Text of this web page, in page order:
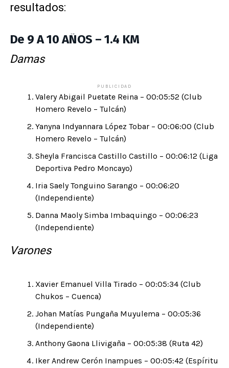
resultados:
De 9 A 10 AÑOS – 1.4 KM
Damas
PUBLICIDAD
Valery Abigail Puetate Reina – 00:05:52 (Club
Homero Revelo – Tulcán)
Yanyna Indyannara López Tobar – 00:06:00 (Club
Homero Revelo – Tulcán)
Sheyla Francisca Castillo Castillo – 00:06:12 (Liga
Deportiva Pedro Moncayo)
Iria Saely Tonguino Sarango – 00:06:20
(Independiente)
Danna Maoly Simba Imbaquingo – 00:06:23
(Independiente)
Varones
Xavier Emanuel Villa Tirado – 00:05:34 (Club
Chukos – Cuenca)
Johan Matías Pungaña Muyulema – 00:05:36
(Independiente)
Anthony Gaona Llivigaña – 00:05:38 (Ruta 42)
Iker Andrew Cerón Inampues – 00:05:42 (Espíritu